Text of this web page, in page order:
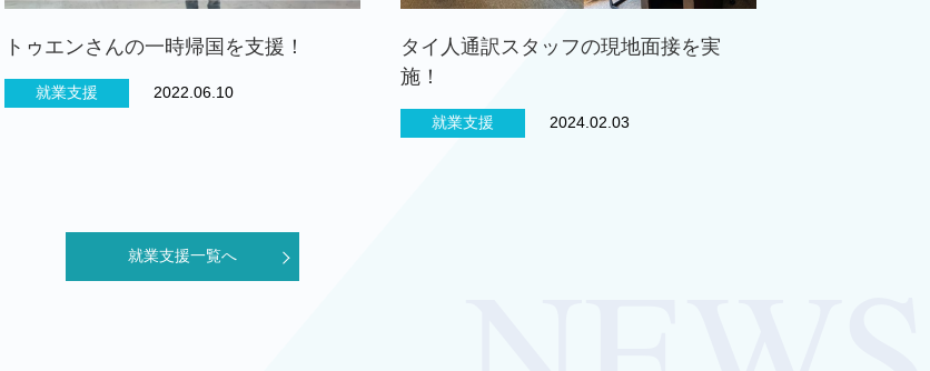
トゥエンさんの一時帰国を支援！
就業支援 2022.06.10
タイ人通訳スタッフの現地面接を実
施！
就業支援 2024.02.03
就業支援一覧へ